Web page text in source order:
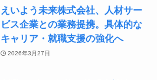
えいよう未来株式会社、人材サー
ビス企業との業務提携。具体的な
キャリア・就職支援の強化へ
2026年3月27日